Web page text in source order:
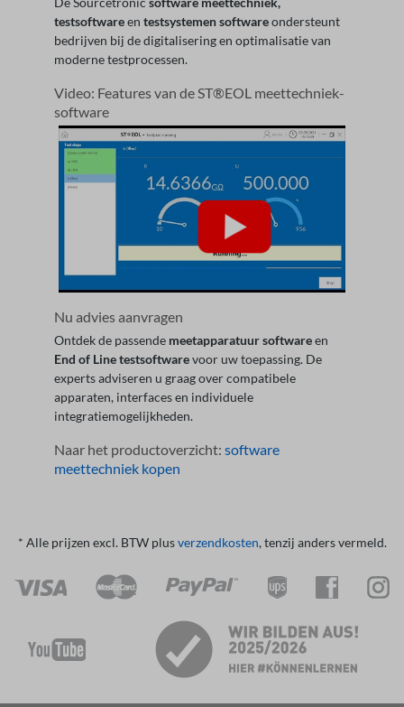
testsoftwareen testsystemen softwareondersteunt
bedrijven bij de digitalisering en optimalisatie van
moderne testprocessen.
Video: Features van de ST®EOL meettechniek-
software
Nu advies aanvragen
Ontdek de passende meetapparatuur softwareen
End of Line testsoftwarevoor uw toepassing. De
experts adviseren u graag over compatibele
apparaten, interfaces en individuele
integratiemogelijkheden.
Naar het productoverzicht: software
meettechniek kopen
* Alle prijzen excl. BTW plusverzendkosten, tenzij anders vermeld.